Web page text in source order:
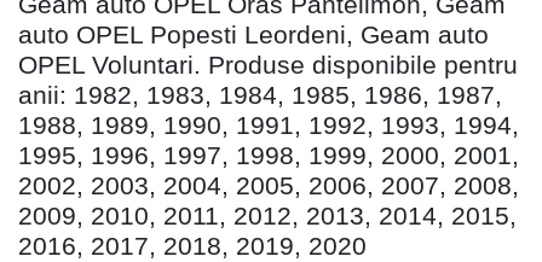
auto OPEL Popesti Leordeni, Geam auto
OPEL Voluntari. Produse disponibile pentru
anii: 1982, 1983, 1984, 1985, 1986, 1987,
1988, 1989, 1990, 1991, 1992, 1993, 1994,
1995, 1996, 1997, 1998, 1999, 2000, 2001,
2002, 2003, 2004, 2005, 2006, 2007, 2008,
2009, 2010, 2011, 2012, 2013, 2014, 2015,
2016, 2017, 2018, 2019, 2020